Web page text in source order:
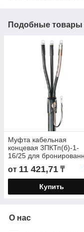
Подобные товары
Муфта кабельная
концевая 3ПКТп(б)-1-
16/25 для
кабелей с
и ЭПР изоляцией до
от 11 421,71 ₸
Купить
О нас